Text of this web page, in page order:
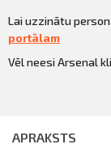
Lai uzzinātu
portālam
Vēl neesi Arsenal
APRAKSTS